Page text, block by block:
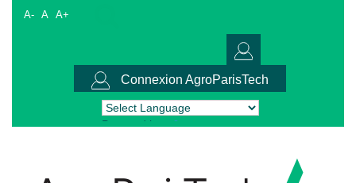
A- A A+
Connexion AgroParisTech
Powered by Translate